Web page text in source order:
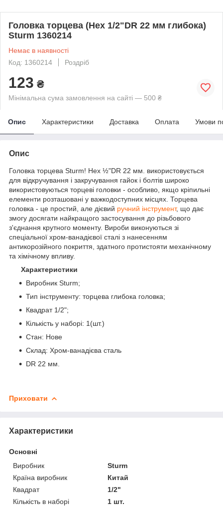
Головка торцева (Hex 1/2"DR 22 мм глибока)
Sturm 1360214
Немає в наявності
Код: 1360214
Роздріб
123 ₴
Мінімальна сума замовлення на сайті — 500 ₴
Опис Характеристики Доставка Оплата Умови
Опис
Головка торцева Sturm! Hex ½"DR 22 мм. використовується
для відкручування і закручування гайок і болтів широко
використовуються торцеві головки - особливо, якщо кріпильні
елементи розташовані у важкодоступних місцях. Торцева
головка - це простий, але дієвий ручний інструмент, що дає
змогу досягати найкращого застосування до різьбового
з'єднання крутного моменту. Вироби виконуються зі
спеціальної хром-ванадієвої сталі з нанесенням
антикорозійного покриття, здатного протистояти механічному
та хімічному впливу.
Характеристики
Виробник Sturm;
Тип інструменту: торцева глибока головка;
Квадрат 1/2";
Кількість у наборі: 1(шт.)
Стан: Нове
Склад: Хром-ванадієва сталь
DR 22 мм.
Приховати
Характеристики
Основні
Виробник
Sturm
Країна виробник
Китай
Квадрат
1/2"
Кількість в наборі
1 шт.